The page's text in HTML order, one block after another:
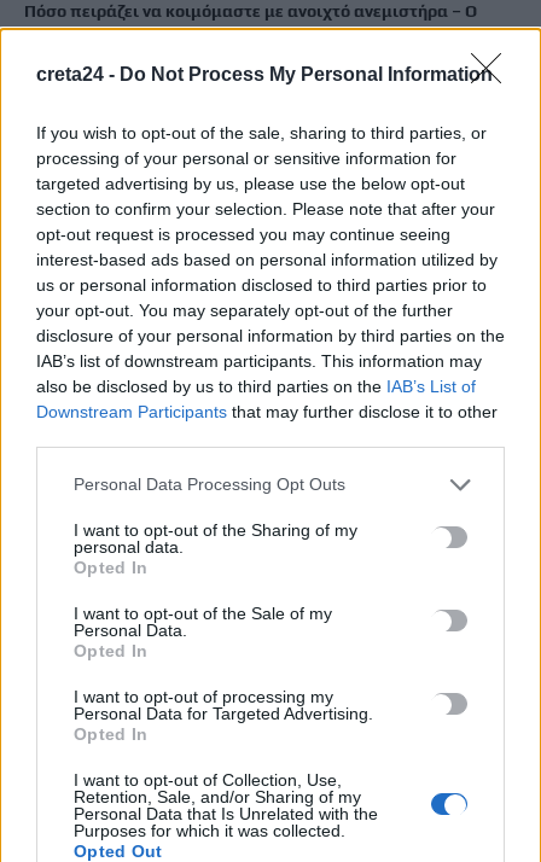
creta24 - Do Not Process My Personal Information
If you wish to opt-out of the sale, sharing to third parties, or
processing of your personal or sensitive information for
targeted advertising by us, please use the below opt-out
section to confirm your selection. Please note that after your
opt-out request is processed you may continue seeing
interest-based ads based on personal information utilized by
us or personal information disclosed to third parties prior to
your opt-out. You may separately opt-out of the further
disclosure of your personal information by third parties on the
IAB’s list of downstream participants. This information may
also be disclosed by us to third parties on the IAB’s List of
Downstream Participants that may further disclose it to other
Personal Data Processing Opt Outs
I want to opt-out of the Sharing of my
personal data.
Opted In
I want to opt-out of the Sale of my
Personal Data.
Opted In
I want to opt-out of processing my
Personal Data for Targeted Advertising.
Opted In
I want to opt-out of Collection, Use,
Retention, Sale, and/or Sharing of my
Personal Data that Is Unrelated with the
Purposes for which it was collected.
Opted Out
Πόσο πειράζει να κοιμόμαστε με ανοιχτό ανεμιστήρα – Ο
9 Αυγούστου, 2026
Ένα άγνωστο επίδομα για συνταξιούχους – Ποιες οι
προϋποθέσεις
9 Αυγούστου, 2026
Από τις 16 έως 24 Αυγούστου το Φεστιβάλ Γεύσεων & Τέχνης
στην Κίσσαμο
9 Αυγούστου, 2026
Επίδομα αδείας: Μέχρι πότε καταβάλλεται – Τι χρήματα θα
λάβετε
αποτελεσμάτων από 1η Σεπτεμβρίου
9 Αυγούστου, 2026
Αλλαγές στην ειδική άδεια μητρότητας – Επεκτείνεται σε
περισσότερες κατηγορίες δικαιούχων
9 Αυγούστου, 2026
προϊόντα μπαίνουν στο νέο πρόγραμμα συγκράτησης τιμών
9 Αυγούστου, 2026